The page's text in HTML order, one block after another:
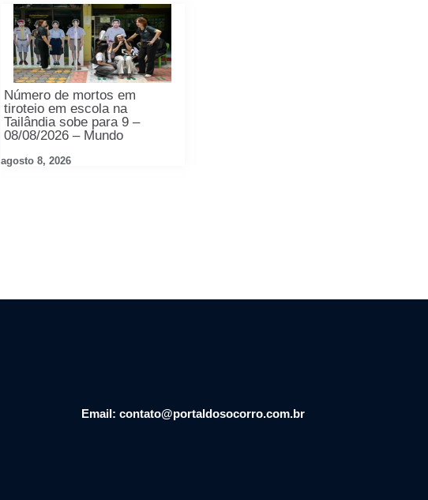
Número de mortos em
tiroteio em escola na
Tailândia sobe para 9 –
08/08/2026 – Mundo
agosto 8, 2026
Email: contato@portaldosocorro.com.br